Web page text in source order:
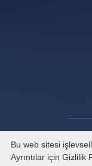
Bu web sitesi
Ayrıntılar için Gizlilik